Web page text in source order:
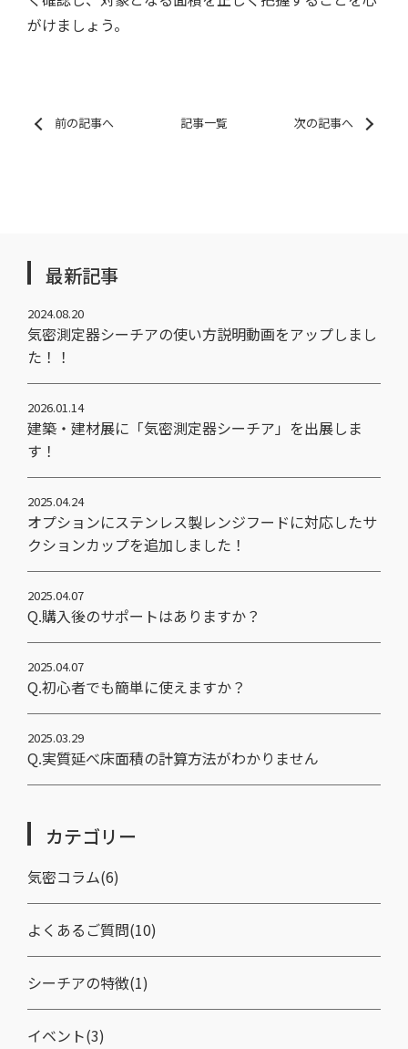
がけましょう。
前の記事へ 記事一覧 次の記事へ
最新記事
2024.08.20
気密測定器シーチアの使い方説明動画をアップしまし
た！！
2026.01.14
建築・建材展に「気密測定器シーチア」を出展しま
す！
2025.04.24
オプションにステンレス製レンジフードに対応したサ
クションカップを追加しました！
2025.04.07
Q.購入後のサポートはありますか？
2025.04.07
Q.初心者でも簡単に使えますか？
2025.03.29
Q.実質延べ床面積の計算方法がわかりません
カテゴリー
気密コラム(6)
よくあるご質問(10)
シーチアの特徴(1)
イベント(3)